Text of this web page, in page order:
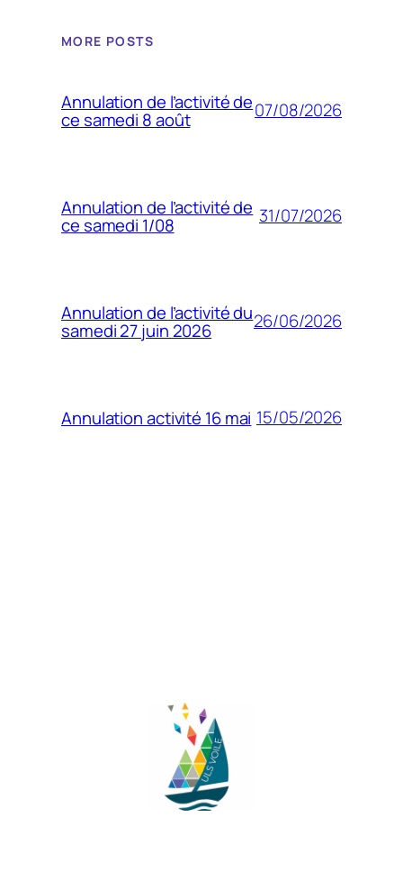
MORE POSTS
Annulation de l’activité de
ce samedi 8 août 07/08/2026
Annulation de l’activité de
ce samedi 1/08 31/07/2026
Annulation de l’activité du
samedi 27 juin 2026 26/06/2026
Annulation activité 16 mai 15/05/2026